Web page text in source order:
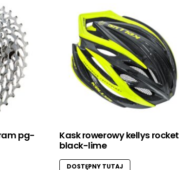
pg-
Kask rowerowy kellys rocket
black-lime
DOSTĘPNY TUTAJ